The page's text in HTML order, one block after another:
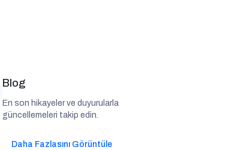
Blog
En son hikayeler ve duyurularla
güncellemeleri takip edin.
Daha Fazlasını Görüntüle